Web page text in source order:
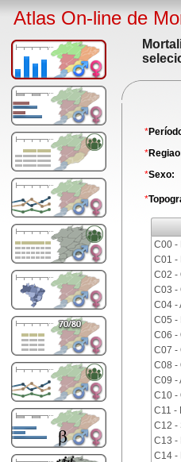
Atlas On-line de
*
*
*Sexo:
*
C00 -
C01 -
C02 -
C03 -
C04 -
C05 -
C06 -
C07 -
C08 -
C09 -
C10 -
C11 -
C12 -
C13 -
C14 -